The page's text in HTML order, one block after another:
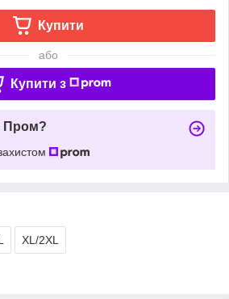
Купити
або
Купити з
Пром?
XL/2XL